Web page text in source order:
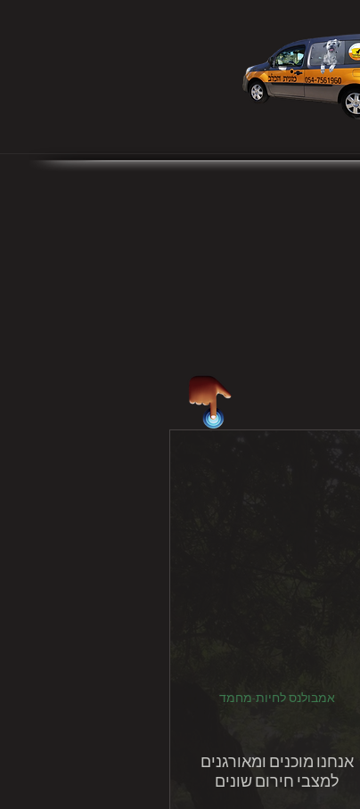
אמבולנס לחיות-מחמד
אנחנו מוכנים ומאורגנים
למצבי חירום שונים